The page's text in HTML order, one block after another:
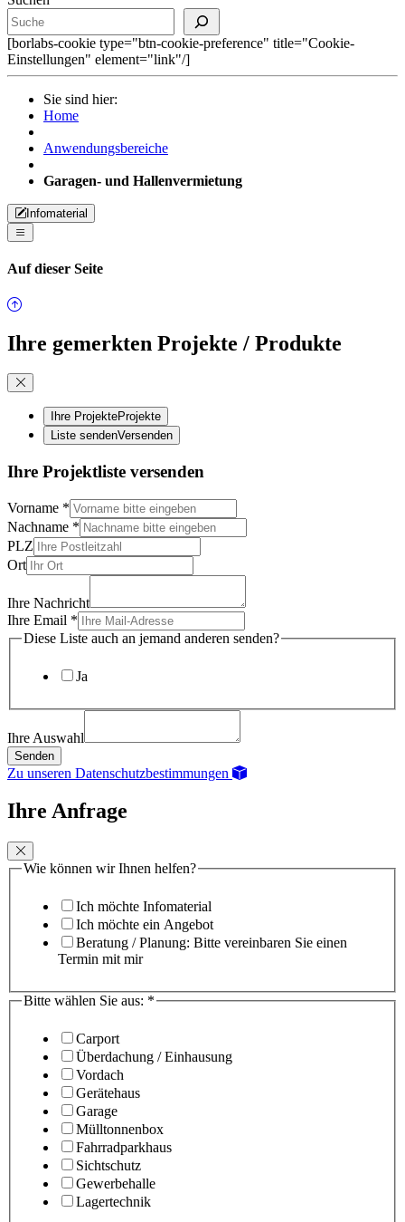
[borlabs-cookie type="btn-cookie-preference" title="Cookie-
Einstellungen" element="link"/]
Sie sind hier:
Home
Anwendungsbereiche
Garagen- und Hallenvermietung
Infomaterial
Auf dieser Seite
Ihre gemerkten Projekte / Produkte
Ihre ProjekteProjekte
Liste sendenVersenden
Ihre Projektliste versenden
Vorname *
Nachname *
PLZ
Ort
Ihre Nachricht
Ihre Email *
Diese Liste auch an jemand anderen senden?
Ja
Ihre Auswahl
Senden
Zu unseren Datenschutzbestimmungen
Ihre Anfrage
Wie können wir Ihnen helfen?
Ich möchte Infomaterial
Ich möchte ein Angebot
Beratung / Planung: Bitte vereinbaren Sie einen
Termin mit mir
Bitte wählen Sie aus: *
Carport
Überdachung / Einhausung
Vordach
Gerätehaus
Garage
Mülltonnenbox
Fahrradparkhaus
Sichtschutz
Gewerbehalle
Lagertechnik